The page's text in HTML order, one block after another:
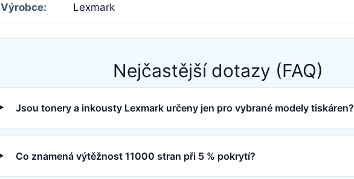
Výrobce: Lexmark
Nejčastější dotazy (FAQ)
Jsou tonery a inkousty Lexmark určeny jen pro vybrané modely tiskáren?
Co znamená výtěžnost 11000 stran při 5 % pokrytí?